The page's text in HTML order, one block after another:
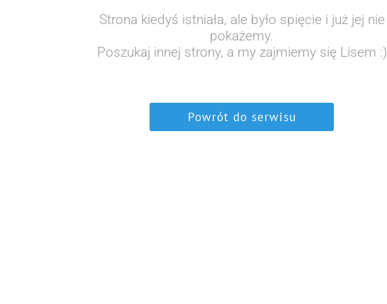
Strona kiedyś istniała, ale było spięcie i już jej nie
pokażemy.
Poszukaj innej strony, a my zajmiemy się Lisem :)
Powrót do serwisu